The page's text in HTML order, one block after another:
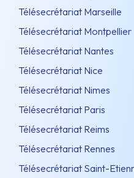
Télésecrétariat Marseille
Télésecrétariat Montpellier
Télésecrétariat Nantes
Télésecrétariat Nice
Télésecrétariat Nimes
Télésecrétariat Paris
Télésecrétariat Reims
Télésecrétariat Rennes
Télésecrétariat Saint-